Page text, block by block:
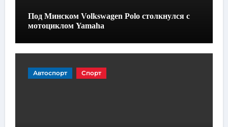
Под Минском Volkswagen Polo столкнулся с
мотоциклом Yamaha
Автоспорт Спорт